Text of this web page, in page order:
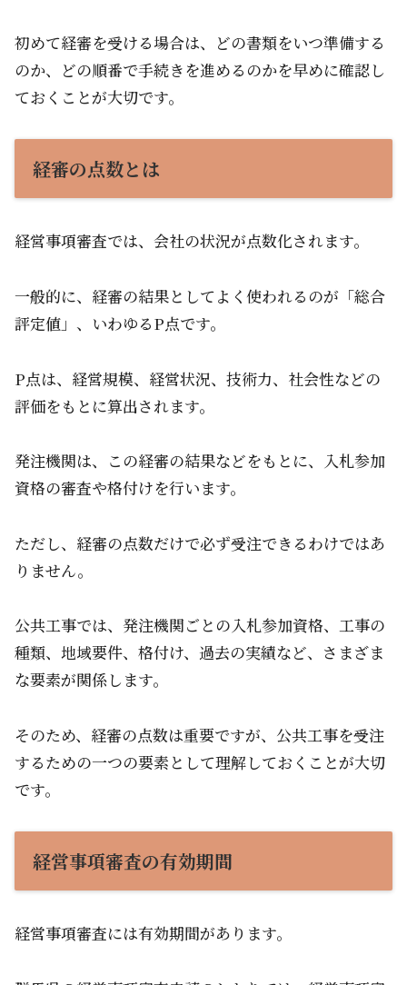
初めて経審を受ける場合は、どの書類をいつ準備する
のか、どの順番で手続きを進めるのかを早めに確認し
ておくことが大切です。
経審の点数とは
経営事項審査では、会社の状況が点数化されます。
一般的に、経審の結果としてよく使われるのが「総合
評定値」、いわゆるP点です。
P点は、経営規模、経営状況、技術力、社会性などの
評価をもとに算出されます。
発注機関は、この経審の結果などをもとに、入札参加
資格の審査や格付けを行います。
ただし、経審の点数だけで必ず受注できるわけではあ
りません。
公共工事では、発注機関ごとの入札参加資格、工事の
種類、地域要件、格付け、過去の実績など、さまざま
な要素が関係します。
そのため、経審の点数は重要ですが、公共工事を受注
するための一つの要素として理解しておくことが大切
です。
経営事項審査の有効期間
経営事項審査には有効期間があります。